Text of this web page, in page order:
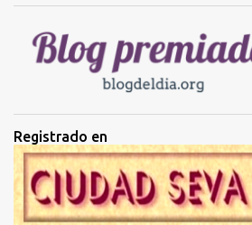
o
s
Registrado en